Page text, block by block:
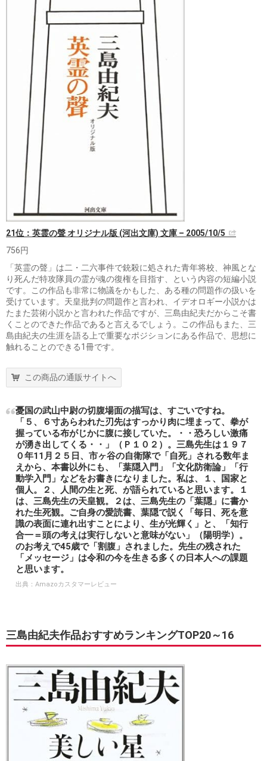
21位：英霊の聲 オリジナル版 (河出文庫) 文庫 – 2005/10/5
756円
「英霊の聲」は二・二六事件で銃殺に処された青年将校、神風とな
り死んだ特攻隊員の霊が魂の復権を目指す、という内容の短編小説
です。この作品も非常に物議をかもした、ある種の問題作の扱いを
受けています。天皇批判の問題作と言われ、イデオロギー小説かは
たまた芸術小説かと言われた作品ですが、三島由紀夫だからこそ書
くことのできた作品であると言えるでしょう。この作品もまた、三
島由紀夫の生涯を語る上で重要なポジションにある作品で、思想に
触れることのできる1冊です。
この商品の通販サイトへ
憂国の武山中尉の切腹場面の描写は、すごいですね。
「５、６寸あらわれた刃先はすっかり肉に埋まって、拳が
握っている布がじかに腹に接していた。・・恐ろしい激痛
が湧き出してくる・・」（Ｐ１０２）。三島先生は１９７
０年11月２５日、市ヶ谷の自衛隊で「自死」される数年ま
えから、本書以外にも、「葉隠入門」「文化防衛論」「行
動学入門」などをお書きになりました。私は、１、国家と
個人。２、人間の生と死、が語られていると思います。１
は、三島先生の天皇観。２は、三島先生の「葉隠」に書か
れた生死観。ご自身の愛読書、葉隠で説く「毎日、死を意
識の表面に連れ出すことにより、生が光輝く」と、「知行
合一＝頭の考えは実行しないと意味がない」（陽明学）。
のお考えで45歳で「割腹」されました。先生の残された
「メッセージ」は令和の今を生きる多くの日本人への課題
と思います。
出典： Amazoカスタマーレビュー
三島由紀夫作品おすすめランキングTOP20～16